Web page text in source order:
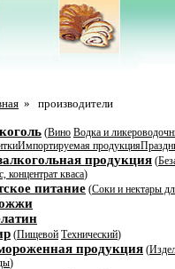
» производители
(Вино Водка и
Импортируемая продукция
продукция (
концентрат кваса)
питание (Соки и нектары
(Пищевой Технический)
продукция (
)